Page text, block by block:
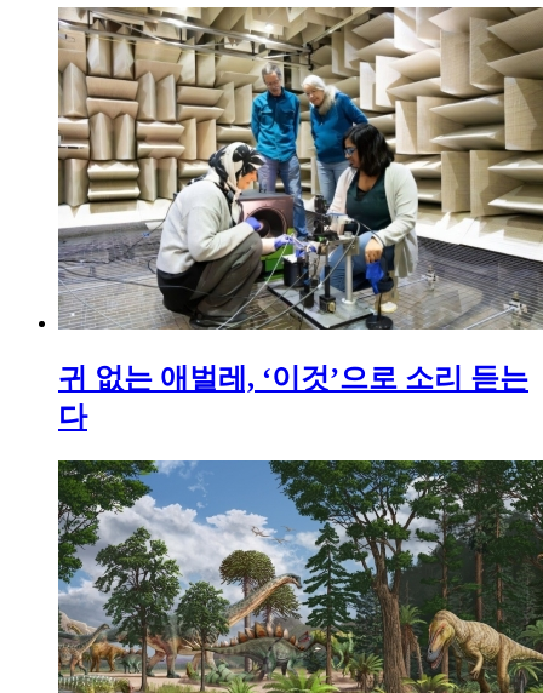
귀 없는 애벌레, ‘이것’으로 소리 듣는
다